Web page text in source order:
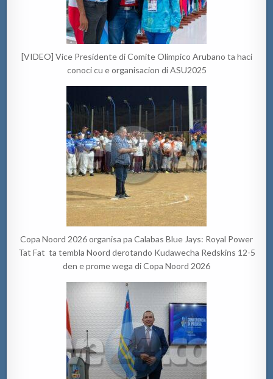
[VIDEO] Vice Presidente di Comite Olimpico Arubano ta haci
conoci cu e organisacion di ASU2025
Copa Noord 2026 organisa pa Calabas Blue Jays: Royal Power
Tat Fat ta tembla Noord derotando Kudawecha Redskins 12-5
den e prome wega di Copa Noord 2026